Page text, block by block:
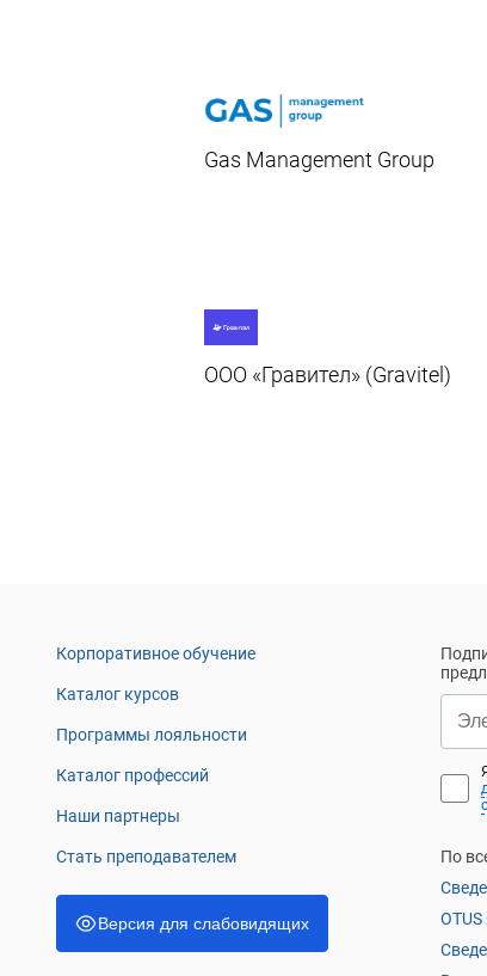
Gas Management Group
ООО «Гравител» (Gravitel)
Корпоративное обучение
Каталог курсов
Программы лояльности
Каталог профессий
Наши партнеры
Стать преподавателем
Версия для слабовидящих
По